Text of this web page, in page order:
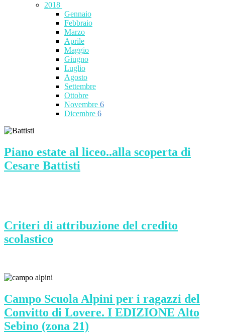
2018
Gennaio
Febbraio
Marzo
Aprile
Maggio
Giugno
Luglio
Agosto
Settembre
Ottobre
Novembre 6
Dicembre 6
Piano estate al liceo..alla scoperta di
Cesare Battisti
Criteri di attribuzione del credito
scolastico
Campo Scuola Alpini per i ragazzi del
Convitto di Lovere. I EDIZIONE Alto
Sebino (zona 21)